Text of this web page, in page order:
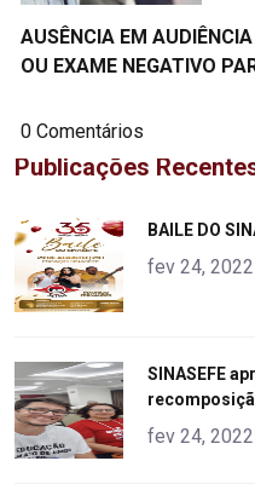
AUSÊNCIA EM
OU EXAME NEGATIVO
0 Comentários
Publicações
alt="product">
BAILE DO
fev 24, 2022
alt="product">
SINASEFE
fev 24, 2022